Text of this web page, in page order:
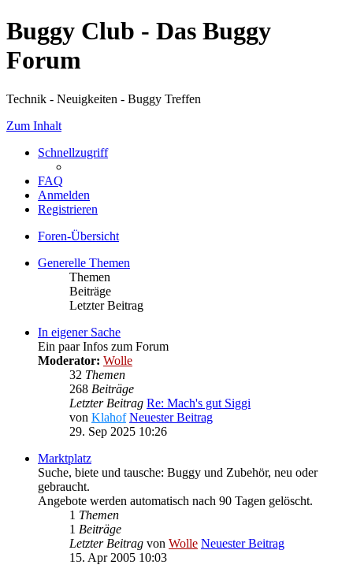
Buggy Club - Das Buggy
Forum
Technik - Neuigkeiten - Buggy Treffen
Zum Inhalt
Schnellzugriff
FAQ
Anmelden
Registrieren
Foren-Übersicht
Generelle Themen
Themen
Beiträge
Letzter Beitrag
In eigener Sache
Ein paar Infos zum Forum
Moderator: Wolle
32 Themen
268 Beiträge
Letzter Beitrag Re: Mach's gut Siggi
von Klahof Neuester Beitrag
29. Sep 2025 10:26
Marktplatz
Suche, biete und tausche: Buggy und Zubehör, neu oder
gebraucht.
Angebote werden automatisch nach 90 Tagen gelöscht.
1 Themen
1 Beiträge
Letzter Beitrag von Wolle Neuester Beitrag
15. Apr 2005 10:03